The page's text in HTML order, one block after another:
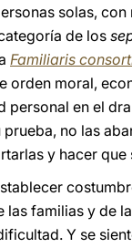
solas,
de los
Familiaris
orden moral,
en el
no las
y hacer
familias y de
Y se